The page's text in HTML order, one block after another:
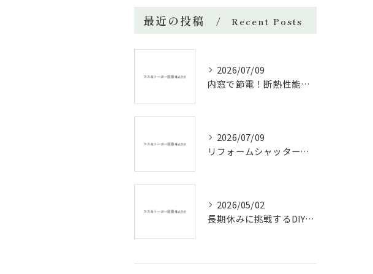
最近の投稿 Recent Posts
2026/07/09
内窓で節電！断熱性能と補助金活用法
2026/07/09
リフォームシャッターで叶える台風対策の効果的方法
2026/05/02
長期休みに挑戦するDIYリフォームの極意